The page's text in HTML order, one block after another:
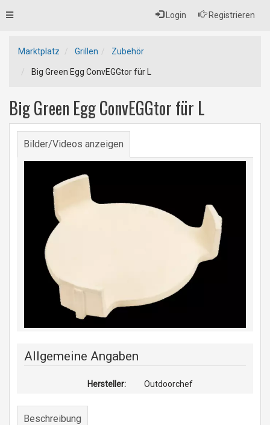
Login Registrieren
Toggle
Marktplatz Grillen Zubehör
Big Green Egg ConvEGGtor für L
Big Green Egg ConvEGGtor für L
Bilder/Videos anzeigen
Allgemeine Angaben
Hersteller: Outdoorchef
Beschreibung